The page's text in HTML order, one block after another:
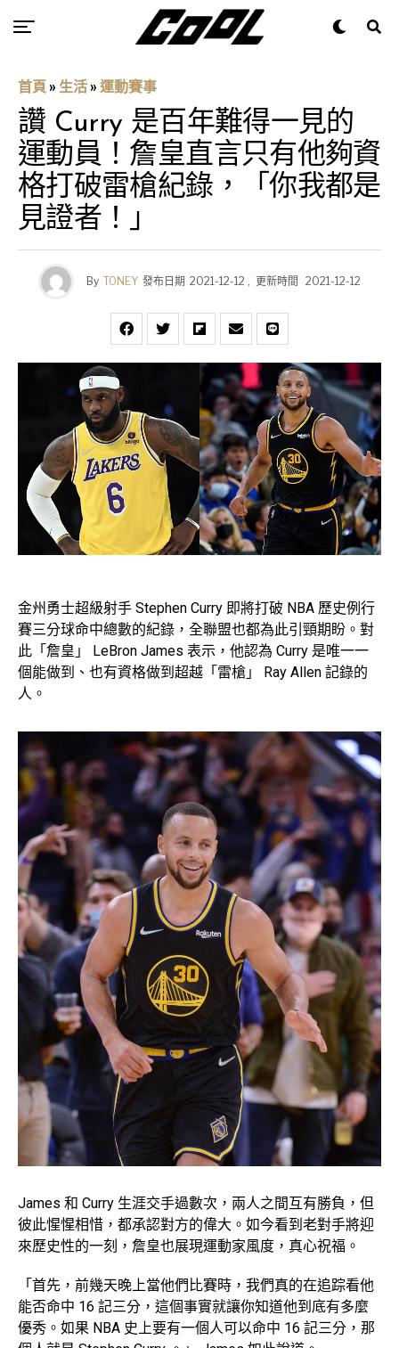
首頁 » 生活 » 運動賽事
讚 Curry 是百年難得一見的
運動員！詹皇直言只有他夠資
格打破雷槍紀錄，「你我都是
見證者！」
By TONEY 發布日期 2021-12-12 , 更新時間 2021-12-12
金州勇士超級射手 Stephen Curry 即將打破 NBA 歷史例行
賽三分球命中總數的紀錄，全聯盟也都為此引頸期盼。對
此「詹皇」 LeBron James 表示，他認為 Curry 是唯一一
個能做到、也有資格做到超越「雷槍」 Ray Allen 記錄的
人。
James 和 Curry 生涯交手過數次，兩人之間互有勝負，但
彼此惺惺相惜，都承認對方的偉大。如今看到老對手將迎
來歷史性的一刻，詹皇也展現運動家風度，真心祝福。
「首先，前幾天晚上當他們比賽時，我們真的在追踪看他
能否命中 16 記三分，這個事實就讓你知道他到底有多麼
優秀。如果 NBA 史上要有一個人可以命中 16 記三分，那